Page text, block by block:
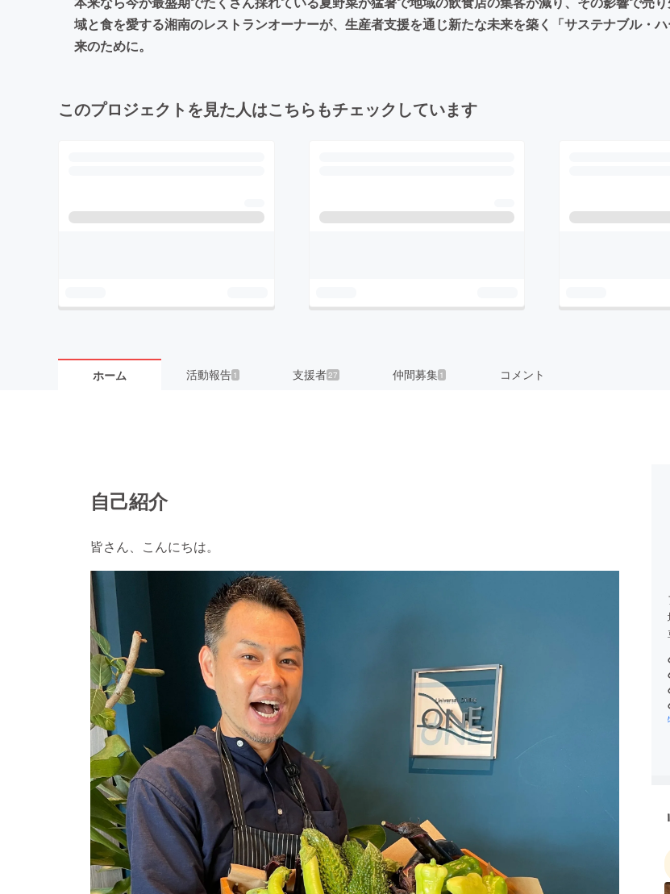
域と食を愛する湘南のレストランオーナーが、生産者支援を通じ新たな未来を築く「サステナブル・
来のために。
このプロジェクトを見た人はこちらもチェックしています
ホーム 活動報告 1 支援者 27 仲間募集 1 コメント
自己紹介
皆さん、こんにちは。